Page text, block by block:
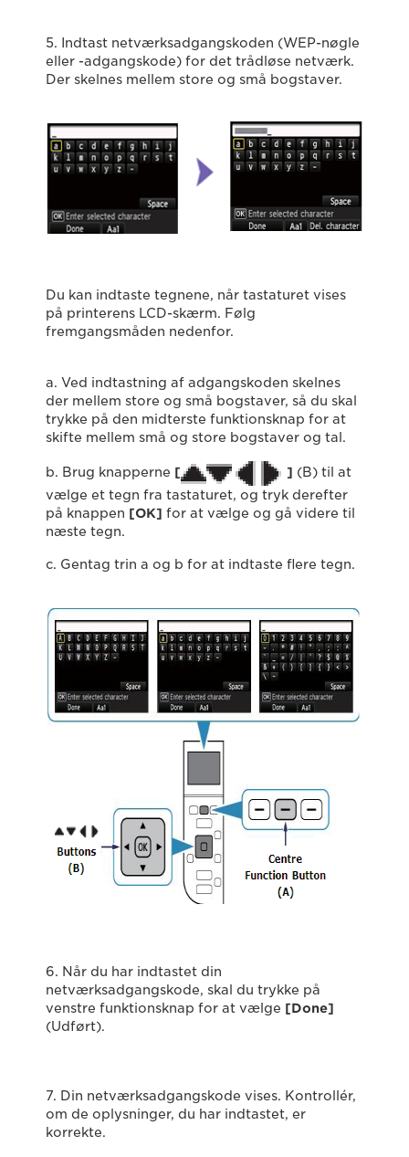
5. Indtast netværksadgangskoden (WEP-nøgle
eller -adgangskode) for det trådløse netværk.
Der skelnes mellem store og små bogstaver.
Du kan indtaste tegnene, når tastaturet vises
på printerens LCD-skærm. Følg
fremgangsmåden nedenfor.
a. Ved indtastning af adgangskoden skelnes
der mellem store og små bogstaver, så du skal
trykke på den midterste funktionsknap for at
skifte mellem små og store bogstaver og tal.
b. Brug knapperne [ ] (B) til at
vælge et tegn fra tastaturet, og tryk derefter
på knappen [OK] for at vælge og gå videre til
næste tegn.
c. Gentag trin a og b for at indtaste flere tegn.
6. Når du har indtastet din
netværksadgangskode, skal du trykke på
venstre funktionsknap for at vælge [Done]
(Udført).
7. Din netværksadgangskode vises. Kontrollér,
om de oplysninger, du har indtastet, er
korrekte.